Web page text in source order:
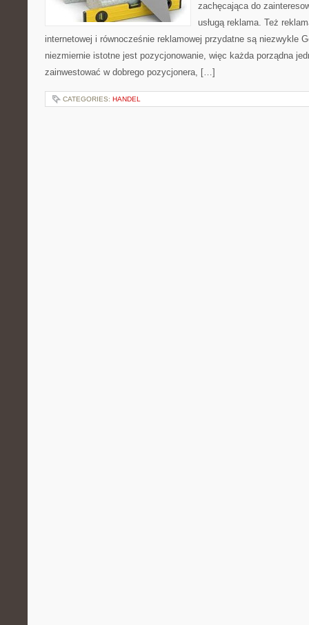
zachęcająca do
usługą reklama. Też
internetowej i równocześnie reklamowej przydatne są niezwykle
niezmiernie istotne jest pozycjonowanie, więc każda porządna
zainwestować w dobrego pozycjonera, […]
CATEGORIES: HANDEL